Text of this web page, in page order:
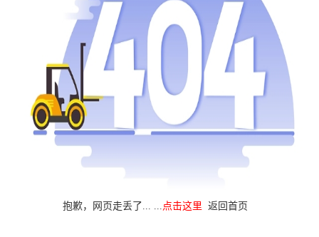
抱歉，网页走丢了... ... 点击这里 返回首页